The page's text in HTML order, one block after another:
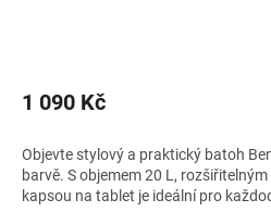
1 090 Kč
Objevte stylový a praktický batoh
barvě. S objemem 20 L,
kapsou na tablet je ideální pro